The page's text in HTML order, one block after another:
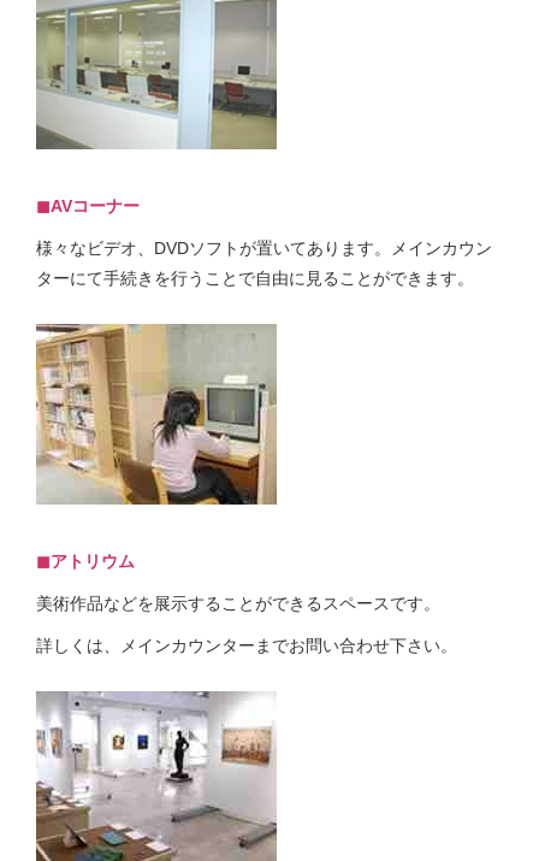
◼︎AVコーナー
様々なビデオ、DVDソフトが置いてあります。メインカウン
ターにて手続きを行うことで自由に見ることができます。
◼︎アトリウム
美術作品などを展示することができるスペースです。
詳しくは、メインカウンターまでお問い合わせ下さい。